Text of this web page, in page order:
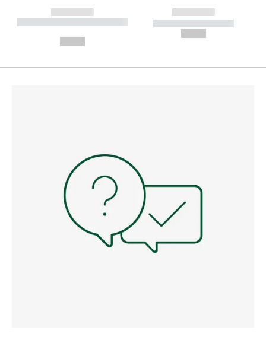
------------
----------- ----------- --------
------------
----------- -----------